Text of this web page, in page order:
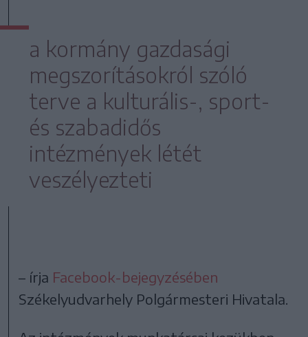
a kormány gazdasági
megszorításokról szóló
terve a kulturális-, sport-
és szabadidős
intézmények létét
veszélyezteti
– írja Facebook-bejegyzésében
Székelyudvarhely Polgármesteri Hivatala.